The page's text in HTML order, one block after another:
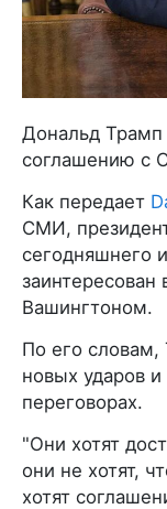
Дональд Трамп
соглашению с
Как передает
СМИ,
сегодняшнего
Вашингтоном.
По его словам,
новых ударов и
переговорах.
"Они хотят
они не хотят,
хотят